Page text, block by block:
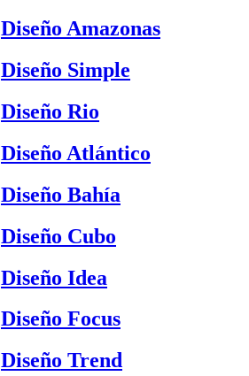
Diseño Amazonas
Diseño Simple
Diseño Rio
Diseño Atlántico
Diseño Bahía
Diseño Cubo
Diseño Idea
Diseño Focus
Diseño Trend